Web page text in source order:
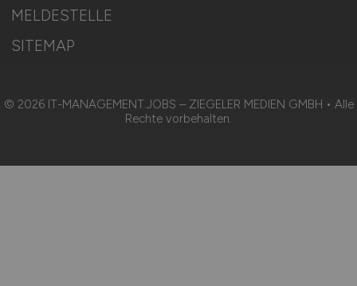
MELDESTELLE
SITEMAP
© 2026 IT-MANAGEMENT.JOBS – ZIEGELER MEDIEN GMBH • Alle
Rechte vorbehalten.